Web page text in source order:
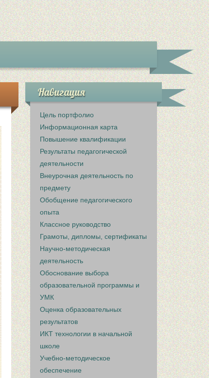
Навигация
Цель портфолио
Информационная карта
Повышение квалификации
Результаты педагогической
деятельности
Внеурочная деятельность по
предмету
Обобщение педагогического
опыта
Классное руководство
Грамоты, дипломы, сертификаты
Научно-методическая
деятельность
Обоснование выбора
образовательной программы и
УМК
Оценка образовательных
результатов
ИКТ технологии в начальной
школе
Учебно-методическое
обеспечение